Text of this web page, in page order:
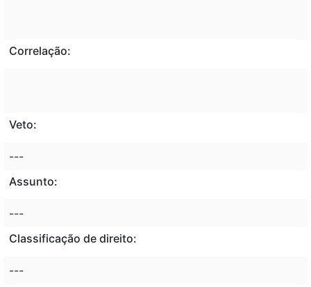
Correlação:
Veto:
---
Assunto:
---
Classificação de direito:
---